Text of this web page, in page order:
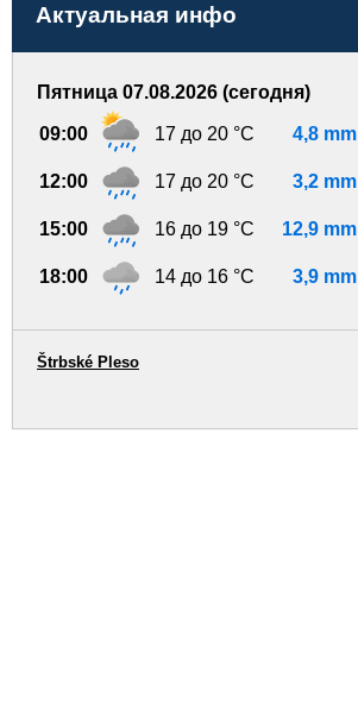
Актуальная инфо
Пятница 07.08.2026 (сегодня)
09:00 17 до 20 °C 4,8 mm
12:00 17 до 20 °C 3,2 mm
15:00 16 до 19 °C 12,9 mm
18:00 14 до 16 °C 3,9 mm
Štrbské Pleso